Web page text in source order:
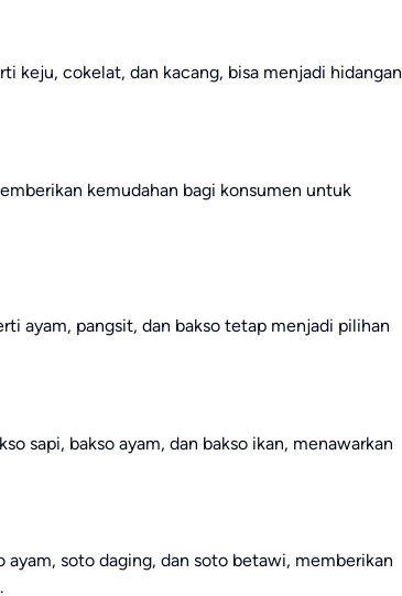
keju, cokelat, dan kacang, bisa menjadi hidangan
kemudahan bagi konsumen untuk
ayam, pangsit, dan bakso tetap menjadi pilihan
sapi, bakso ayam, dan bakso ikan, menawarkan
soto daging, dan soto betawi, memberikan